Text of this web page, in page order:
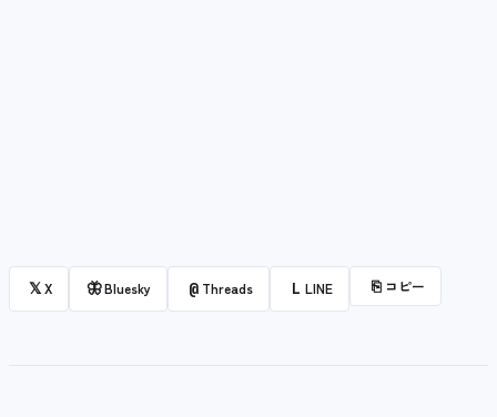
𝕏X 🦋Bluesky @ Threads L LINE ⎘ コピー